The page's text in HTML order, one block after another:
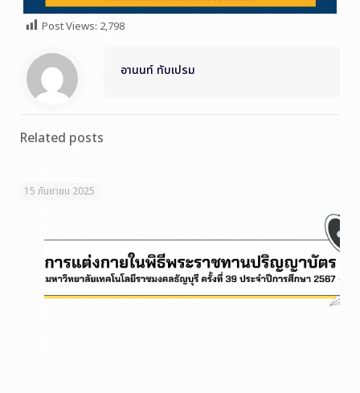
Post Views: 2,798
อานนท์ ทับเปรม
Related posts
15 กันยายน 2025